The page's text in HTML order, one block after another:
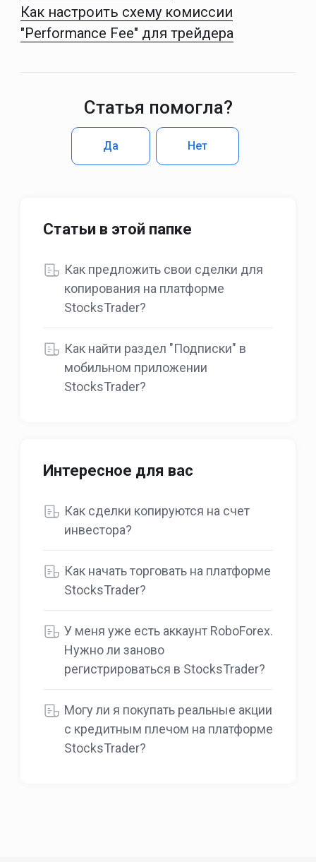
Как настроить схему комиссии
"Performance Fee" для трейдера
Статья помогла?
Нет
Да
Статьи в этой папке
Как предложить свои сделки для
копирования на платформе
StocksTrader?
Как найти раздел "Подписки" в
мобильном приложении
StocksTrader?
Интересное для вас
Как сделки копируются на счет
инвестора?
Как начать торговать на платформе
StocksTrader?
У меня уже есть аккаунт RoboForex.
Нужно ли заново
регистрироваться в StocksTrader?
Могу ли я покупать реальные акции
с кредитным плечом на платформе
StocksTrader?